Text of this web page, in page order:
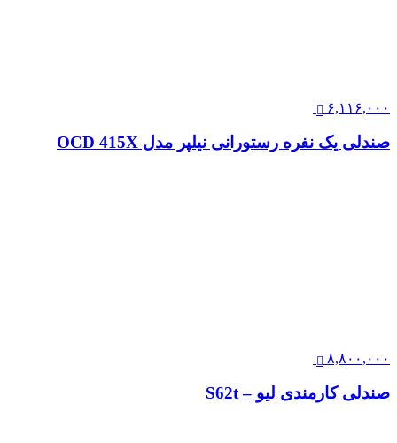
۶,۱۱۶,۰۰۰
صندلی یک نفره رستورانی نیلپر مدل OCD 415X
۸,۸۰۰,۰۰۰
صندلی کارمندی لیو – S62t